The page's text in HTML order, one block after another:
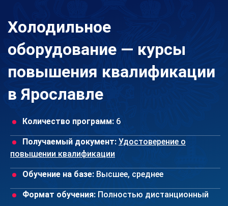
Холодильное
оборудование — курсы
повышения квалификации
в Ярославле
Количество программ: 6
Получаемый документ: Удостоверение о
повышении квалификации
Обучение на базе: Высшее, среднее
Формат обучения: Полностью дистанционный